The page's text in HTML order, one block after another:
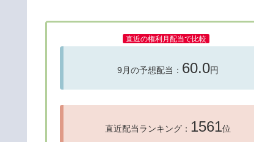
直近の権利月配当で比較
9月の予想配当： 60.0円
直近配当ランキング： 1561位